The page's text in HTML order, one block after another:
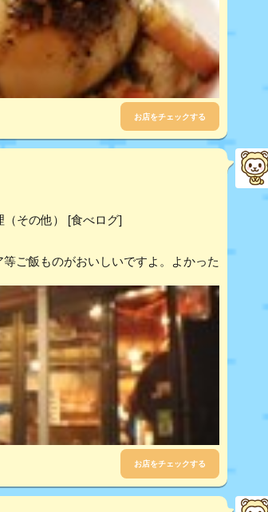
お店をチェックする
その他） [食べログ]
ご飯ものがおいしいですよ。よかった
お店をチェックする